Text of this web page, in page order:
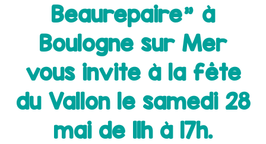
Beaurepaire" à
Boulogne sur Mer
vous invite à la fête
du Vallon le samedi 28
mai de 11h à 17h.